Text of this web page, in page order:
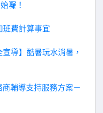
囉！
班費計算事宜
宣導】酷暑玩水消暑，
輔導支持服務方案－